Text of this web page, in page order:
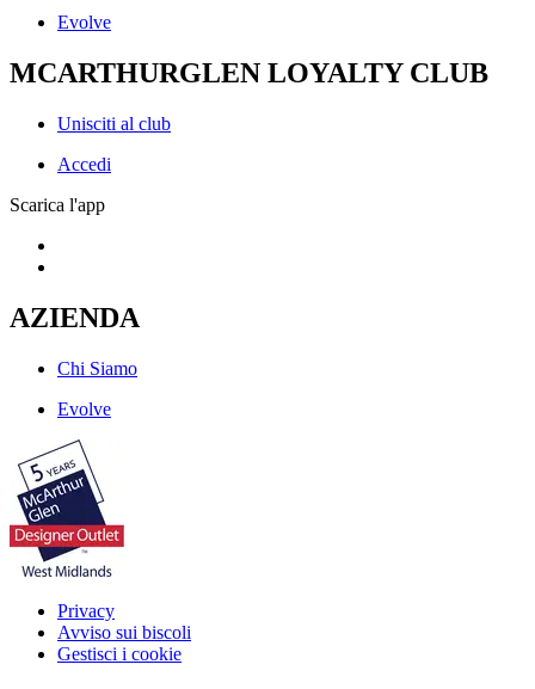
Evolve
MCARTHURGLEN LOYALTY CLUB
Unisciti al club
Accedi
Scarica l'app
AZIENDA
Chi Siamo
Evolve
Privacy
Avviso sui biscoli
Gestisci i cookie